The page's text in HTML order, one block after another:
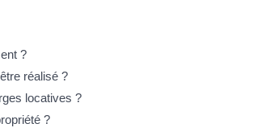
?
réalisé ?
locatives ?
?